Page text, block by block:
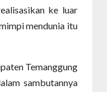
ke luar
mendunia itu
Temanggung
sambutannya